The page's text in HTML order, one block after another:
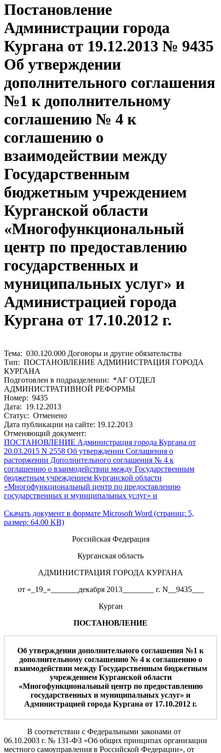
Постановление
Администрации города
Кургана от 19.12.2013 № 9435
Об утверждении
дополнительного соглашения
№1 к дополнительному
соглашению № 4 к
соглашению о
взаимодействии между
Государственным
бюджетным учреждением
Курганской области
«Многофункциональный
центр по предоставлению
государственных и
муниципальных услуг» и
Администрацией города
Кургана от 17.10.2012 г.
Тема: 030.120.000 Договоры и другие обязательства
Тип: ПОСТАНОВЛЕНИЕ АДМИНИСТРАЦИЯ ГОРОДА
КУРГАНА
Подготовлен в подразделении: *АГ ОТДЕЛ
АДМИНИСТРАТИВНОЙ РЕФОРМЫ
Номер: 9435
Дата: 19.12.2013
Статус: Отменено
Дата публикации на сайте: 19.12.2013
Отменяющий документ:
ПОСТАНОВЛЕНИЕ Администрация города Кургана от
20.03.2015 N 2558 Об утверждении Соглашения о
расторжении Дополнительного соглашения № 4 к
соглашению о взаимодействии между Государственным
бюджетным учреждением Курганской области
«Многофункциональный центр по предоставлению
государственных и муниципальных услуг» и
Скачать документ в формате Microsoft Word (страниц: 5,
размер: 64.00 KB)
Российская Федерация
Курганская область
АДМИНИСТРАЦИЯ ГОРОДА КУРГАНА
от «_19_»_______декабря 2013________ г. N__9435___
Курган
ПОСТАНОВЛЕНИЕ
Об утверждении дополнительного соглашения №1 к
дополнительному соглашению № 4 к соглашению о
взаимодействии между Государственным бюджетным
учреждением Курганской области
«Многофункциональный центр по предоставлению
государственных и муниципальных услуг» и
Администрацией города Кургана от 17.10.2012 г.
В соответствии с Федеральными законами от
06.10.2003 г. № 131-ФЗ «Об общих принципах организации
местного самоуправления в Российской Федерации», от